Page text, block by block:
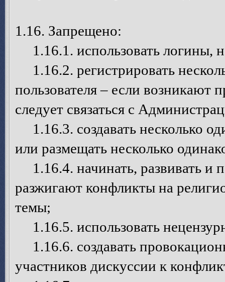
1.16. Запрещено:
1.16.1. использовать логины,
1.16.2. регистрировать
пользователя – если возникают
следует связаться с
1.16.3. создавать несколько
или размещать несколько
1.16.4. начинать, развивать и
разжигают конфликты на
темы;
1.16.5. использовать
1.16.6. создавать
участников дискуссии к